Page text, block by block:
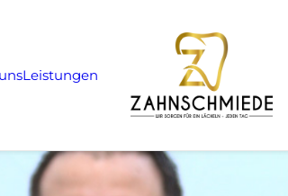
Leistungen